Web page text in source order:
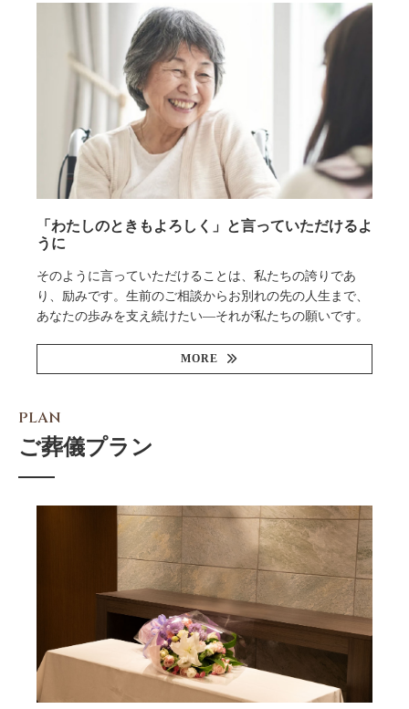
「わたしのときもよろしく」と言っていただけるよ
うに
そのように言っていただけることは、私たちの誇りであ
り、励みです。生前のご相談からお別れの先の人生まで、
あなたの歩みを支え続けたい—それが私たちの願いです。
MORE
PLAN
ご葬儀プラン